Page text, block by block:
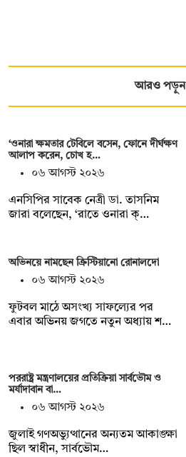
আরও পড়ুন
‘ওনারা ক্ষমতার টেবিলে বসেন, ফোনে দীর্ঘক্ষণ
আলাপ করেন, চোখ হ…
০৬ আগস্ট ২০২৬
এনসিপির সাবেক নেত্রী ডা. তাসনিম
জারা বলেছেন, ‘রাতে ওনারা ক্…
অভিনয়ে নামছেন ক্রিস্টিয়ানো রোনালদো
০৬ আগস্ট ২০২৬
ফুটবল মাঠে অসংখ্য সাফল্যের পর
এবার অভিনয় জগতে নতুন অধ্যায় শ…
পররাষ্ট্র মন্ত্রণালয়ের প্রতিক্রিয়া সার্বভৌম ও
মর্যাদাবান বা…
০৬ আগস্ট ২০২৬
জুলাই গণঅভ্যুত্থানের অন্যতম আকাঙ্ক্ষা
ছিল স্বাধীন, সার্বভৌম…